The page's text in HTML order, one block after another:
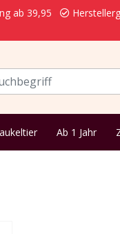
ab 39,95
Ab 1 Jahr